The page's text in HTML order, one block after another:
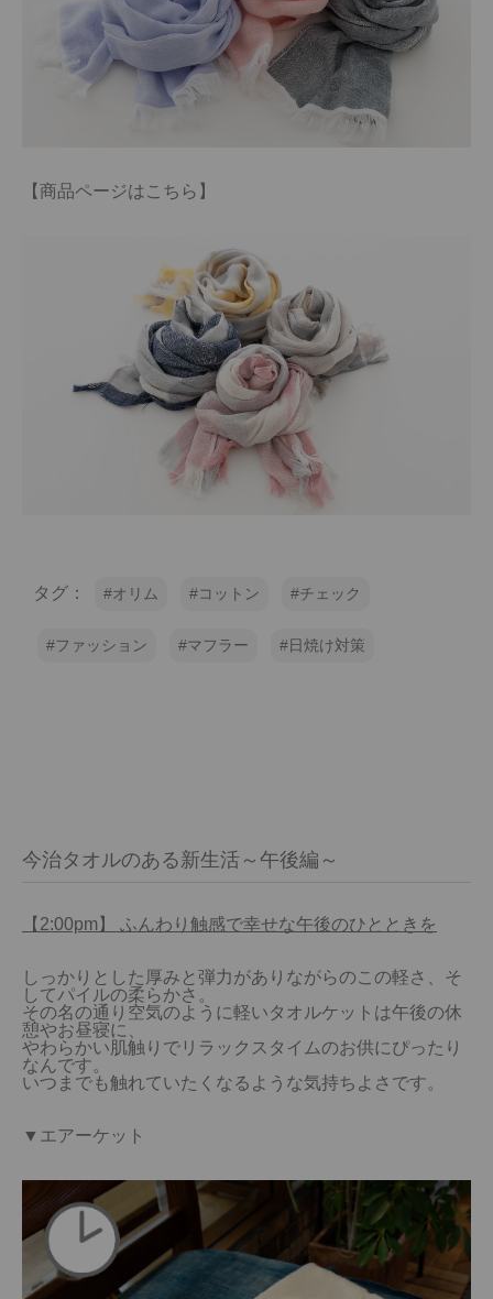
【商品ページはこちら】
タグ： オリム コットン チェック
ファッション マフラー 日焼け対策
今治タオルのある新生活～午後編～
【2:00pm】 ふんわり触感で幸せな午後のひとときを
しっかりとした厚みと弾力がありながらのこの軽さ、そ
してパイルの柔らかさ。
その名の通り空気のように軽いタオルケットは午後の休
憩やお昼寝に、
やわらかい肌触りでリラックスタイムのお供にぴったり
なんです。
いつまでも触れていたくなるような気持ちよさです。
▼エアーケット